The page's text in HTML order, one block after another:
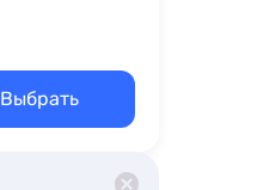
Выбрать